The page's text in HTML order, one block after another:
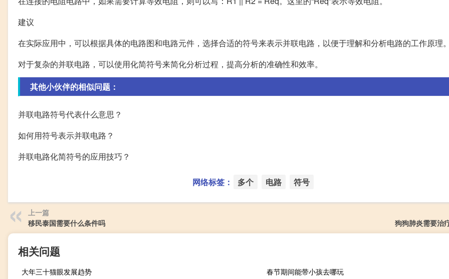
建议
在实际应用中，可以根据具体的电路图和电路元件，选择合适的符号来表示并联电路，以便于理解和分析电路的工作原理
对于复杂的并联电路，可以使用化简符号来简化分析过程，提高分析的准确性和效率。
其他小伙伴的相似问题：
并联电路符号代表什么意思？
如何用符号表示并联电路？
并联电路化简符号的应用技巧？
网络标签： 多个 电路 符号
上一篇
移民泰国需要什么条件吗
狗狗肺炎需要治
相关问题
大年三十猫眼发展趋势
春节期间能带小孩去哪玩